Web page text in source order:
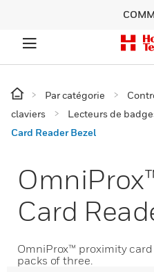
Par catégorie
claviers
Lecteurs de
Card Reader Bezel
Card
OmniProx™ proximity
packs of three.